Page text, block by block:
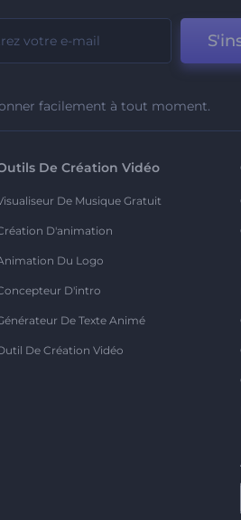
facilement à tout moment.
De Création Vidéo
De Musique Gratuit
D'animation
Du Logo
D'intro
De Texte Animé
De Création Vidéo